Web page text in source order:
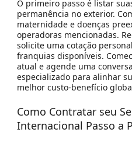
O primeiro passo é listar
permanência no exterior.
maternidade e doenças
operadoras mencionadas.
solicite uma cotação
franquias disponíveis.
atual e agende uma
especializado para alinhar
melhor custo-benefício
Como Contratar seu
Internacional Passo a